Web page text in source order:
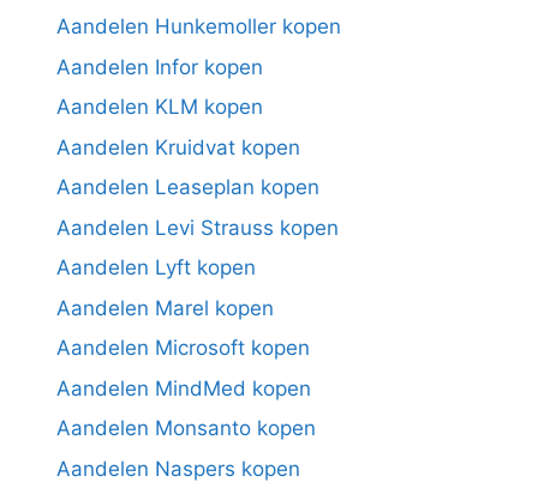
Aandelen Hunkemoller kopen
Aandelen Infor kopen
Aandelen KLM kopen
Aandelen Kruidvat kopen
Aandelen Leaseplan kopen
Aandelen Levi Strauss kopen
Aandelen Lyft kopen
Aandelen Marel kopen
Aandelen Microsoft kopen
Aandelen MindMed kopen
Aandelen Monsanto kopen
Aandelen Naspers kopen